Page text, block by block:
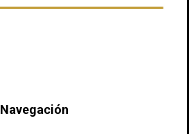
Navegación